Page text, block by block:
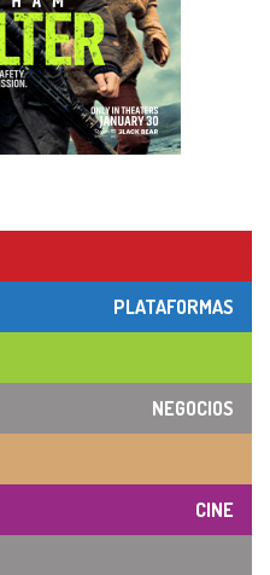
PLATAFORMAS
NEGOCIOS
CINE